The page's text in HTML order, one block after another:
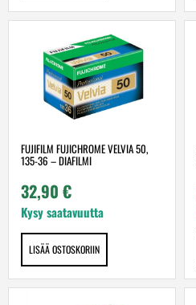
FUJIFILM FUJICHROME VELVIA 50,
135-36 – DIAFILMI
32,90 €
Kysy saatavuutta
LISÄÄ OSTOSKORIIN